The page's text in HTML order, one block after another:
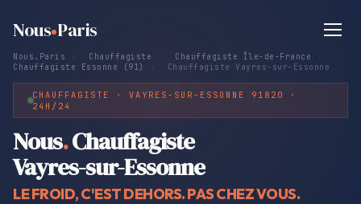
Nous Paris
Nous.Paris Chauffagiste Chauffagiste Île-de-France
Chauffagiste Essonne (91)
Chauffagiste Vayres-sur-Essonne
CHAUFFAGISTE · VAYRES-SUR-ESSONNE 91820 ·
24H/24
Nous.Chauffagiste
Vayres-sur-Essonne
LE FROID, C'EST DEHORS. PAS CHEZ VOUS.